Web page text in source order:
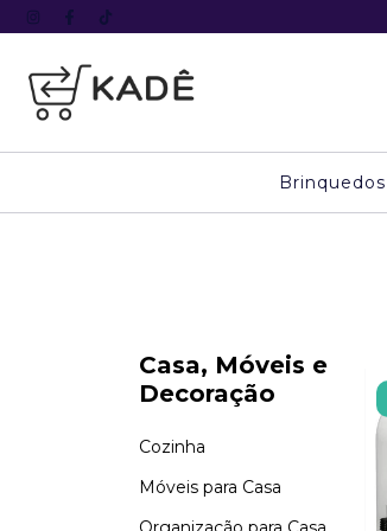
com o cupom KADE5
Brinquedos
Casa, Móveis e
Decoração
Cozinha
Móveis para Casa